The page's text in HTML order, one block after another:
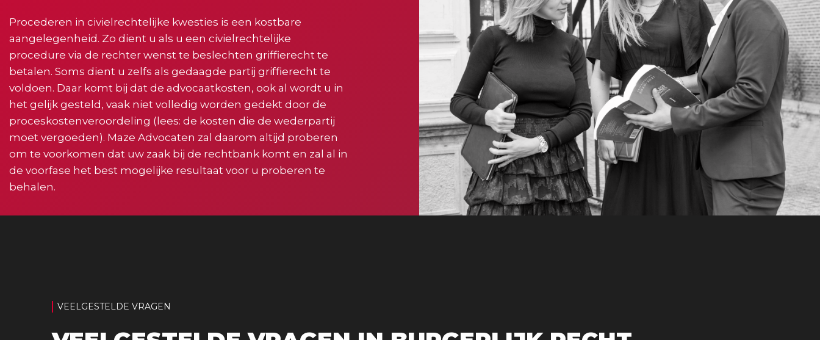
Procederen in civielrechtelijke kwesties is een kostbare
aangelegenheid. Zo dient u als u een civielrechtelijke
procedure via de rechter wenst te beslechten griffierecht te
betalen. Soms dient u zelfs als gedaagde partij griffierecht te
voldoen. Daar komt bij dat de advocaatkosten, ook al wordt u in
het gelijk gesteld, vaak niet volledig worden gedekt door de
proceskostenveroordeling (lees: de kosten die de wederpartij
moet vergoeden). Maze Advocaten zal daarom altijd proberen
om te voorkomen dat uw zaak bij de rechtbank komt en zal al in
de voorfase het best mogelijke resultaat voor u proberen te
behalen.
VEELGESTELDE VRAGEN